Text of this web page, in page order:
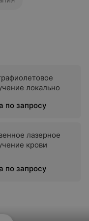
локально
по запросу
лазерное
крови
по запросу